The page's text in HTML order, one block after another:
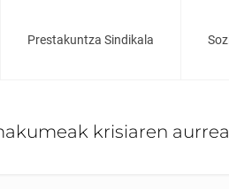
Prestakuntza Sindikala
krisiaren